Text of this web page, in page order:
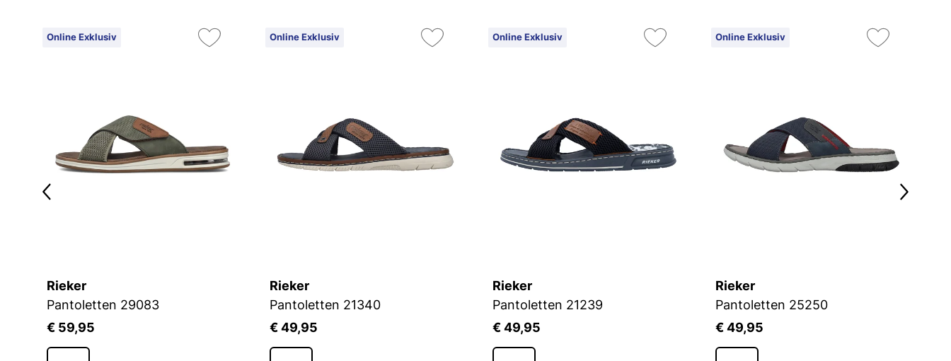
Online Exklusiv
Rieker
Pantoletten 29083
€ 59,95
Online Exklusiv
Rieker
Pantoletten 21340
€ 49,95
Online Exklusiv
Rieker
Pantoletten 21239
€ 49,95
Online Exklusiv
Rieker
Pantoletten 25250
€ 49,95